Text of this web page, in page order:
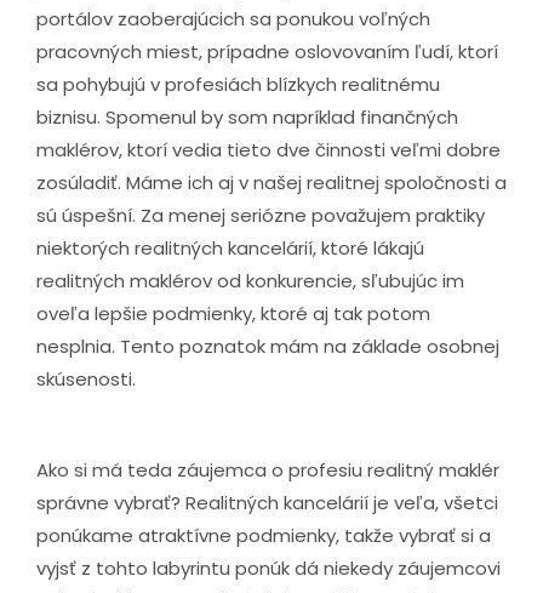
portálov zaoberajúcich sa ponukou voľných
pracovných miest, prípadne oslovovaním ľudí, ktorí
sa pohybujú v profesiách blízkych realitnému
biznisu. Spomenul by som napríklad finančných
maklérov, ktorí vedia tieto dve činnosti veľmi dobre
zosúladiť. Máme ich aj v našej realitnej spoločnosti a
sú úspešní. Za menej seriózne považujem praktiky
niektorých realitných kancelárií, ktoré lákajú
realitných maklérov od konkurencie, sľubujúc im
oveľa lepšie podmienky, ktoré aj tak potom
nesplnia. Tento poznatok mám na základe osobnej
skúsenosti.
Ako si má teda záujemca o profesiu realitný maklér
správne vybrať? Realitných kancelárií je veľa, všetci
ponúkame atraktívne podmienky, takže vybrať si a
vyjsť z tohto labyrintu ponúk dá niekedy záujemcovi